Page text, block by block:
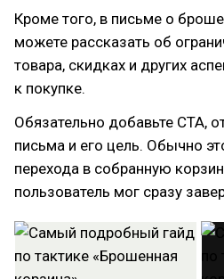
Кроме того, в письме о
можете рассказать об
товара, скидках и других
к покупке.
Обязательно добавьте CTA,
письма и его цель. Обычно
перехода в собранную
пользователь мог сразу